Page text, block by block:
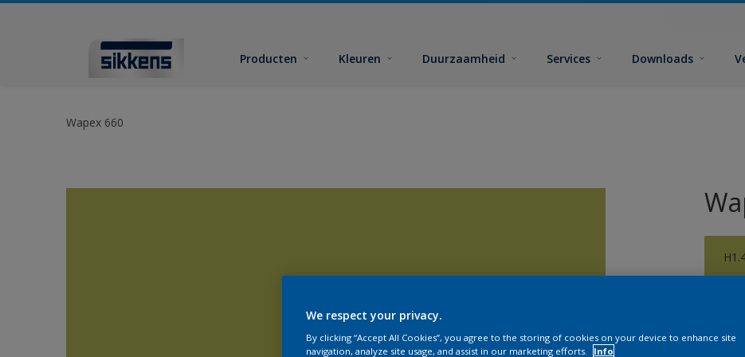
Producten Kleuren Duurzaamheid Services Downloads
Wapex 660
We respect your privacy.
By clicking “Accept All Cookies”, you agree to the storing of cookies on your device to enhance site
navigation, analyze site usage, and assist in our marketing efforts.
Info